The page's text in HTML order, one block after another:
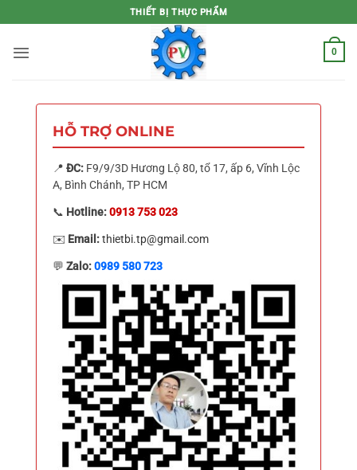
qua
nội
THIẾT BỊ THỰC PHẨM
0
HỖ TRỢ ONLINE
📍 ĐC: F9/9/3D Hương Lộ 80, tổ 17, ấp 6, Vĩnh Lộc
A, Bình Chánh, TP HCM
📞 Hotline:0913 753 023
✉️ Email:thietbi.tp@gmail.com
💬 Zalo:0989 580 723